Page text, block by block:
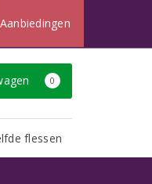
Klantenservice
0
flessen
Aanbiedingen